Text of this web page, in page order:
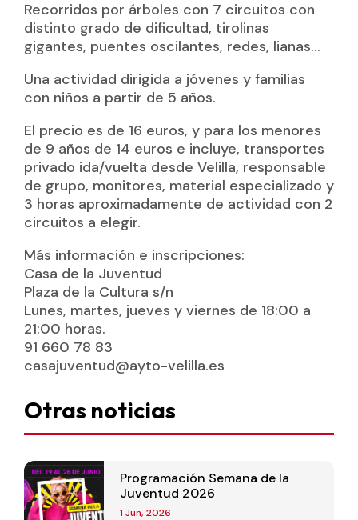
Recorridos por árboles con 7 circuitos con
distinto grado de dificultad, tirolinas
gigantes, puentes oscilantes, redes, lianas…
Una actividad dirigida a jóvenes y familias
con niños a partir de 5 años.
El precio es de 16 euros, y para los menores
de 9 años de 14 euros e incluye, transportes
privado ida/vuelta desde Velilla, responsable
de grupo, monitores, material especializado y
3 horas aproximadamente de actividad con 2
circuitos a elegir.
Más información e inscripciones:
Casa de la Juventud
Plaza de la Cultura s/n
Lunes, martes, jueves y viernes de 18:00 a
21:00 horas.
91 660 78 83
casajuventud@ayto-velilla.es
Otras noticias
Programación Semana de la
Juventud 2026
1 Jun, 2026